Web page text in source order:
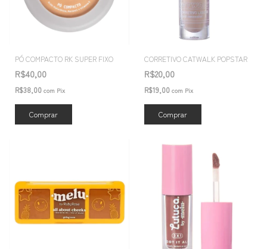
PÓ COMPACTO RK SUPER FIXO
R$40,00
R$38,00 com Pix
Comprar
CORRETIVO CATWALK POPSTAR
R$20,00
R$19,00 com Pix
Comprar